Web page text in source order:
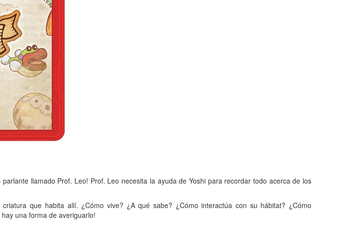
llamado Prof. Leo! Prof. Leo necesita la ayuda de Yoshi para recordar todo acerca de los
que habita allí. ¿Cómo vive? ¿A qué sabe? ¿Cómo interactúa con su hábitat? ¿Cómo
una forma de averiguarlo!